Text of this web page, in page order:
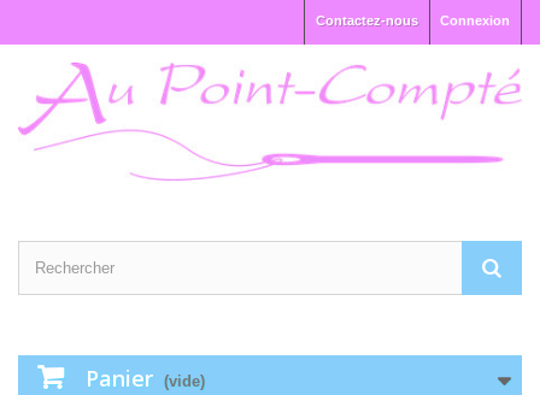
Connexion
Contactez-nous
Panier (vide)